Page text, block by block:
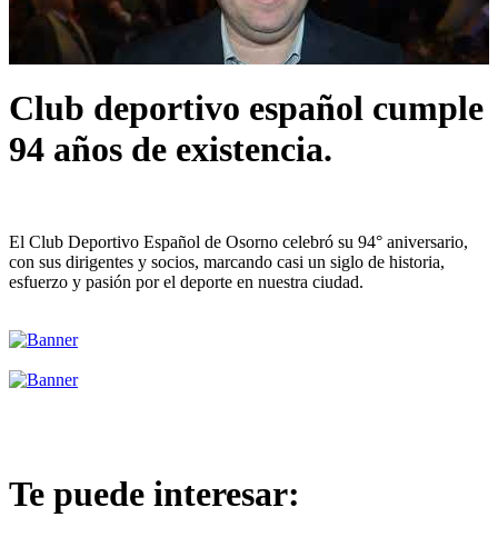
Club deportivo español cumple
94 años de existencia.
El Club Deportivo Español de Osorno celebró su 94° aniversario,
con sus dirigentes y socios, marcando casi un siglo de historia,
esfuerzo y pasión por el deporte en nuestra ciudad.
Te puede interesar: